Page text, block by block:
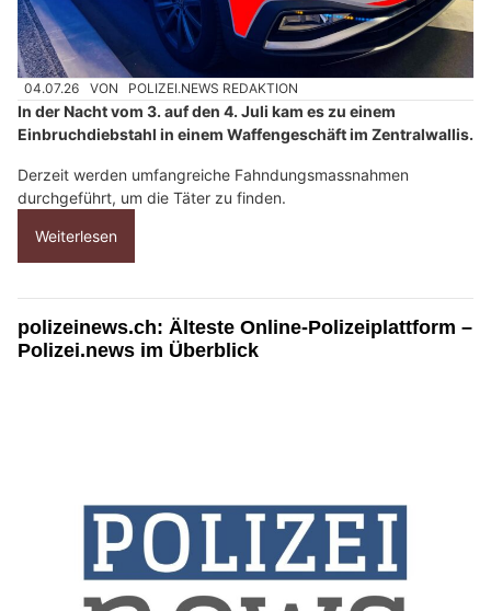
04.07.26 VON POLIZEI.NEWS REDAKTION
In der Nacht vom 3. auf den 4. Juli kam es zu einem
Einbruchdiebstahl in einem Waffengeschäft im Zentralwallis.
Derzeit werden umfangreiche Fahndungsmassnahmen
durchgeführt, um die Täter zu finden.
Weiterlesen
polizeinews.ch: Älteste Online-Polizeiplattform –
Polizei.news im Überblick